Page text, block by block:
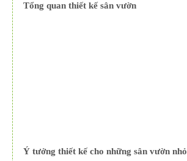
Tổng quan thiết kế sân vườn
Ý tưởng thiết kế cho những sân vườn nhỏ